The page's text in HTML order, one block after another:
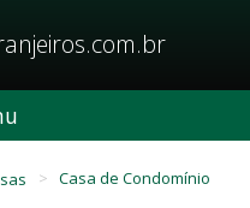
Casa de Condomínio